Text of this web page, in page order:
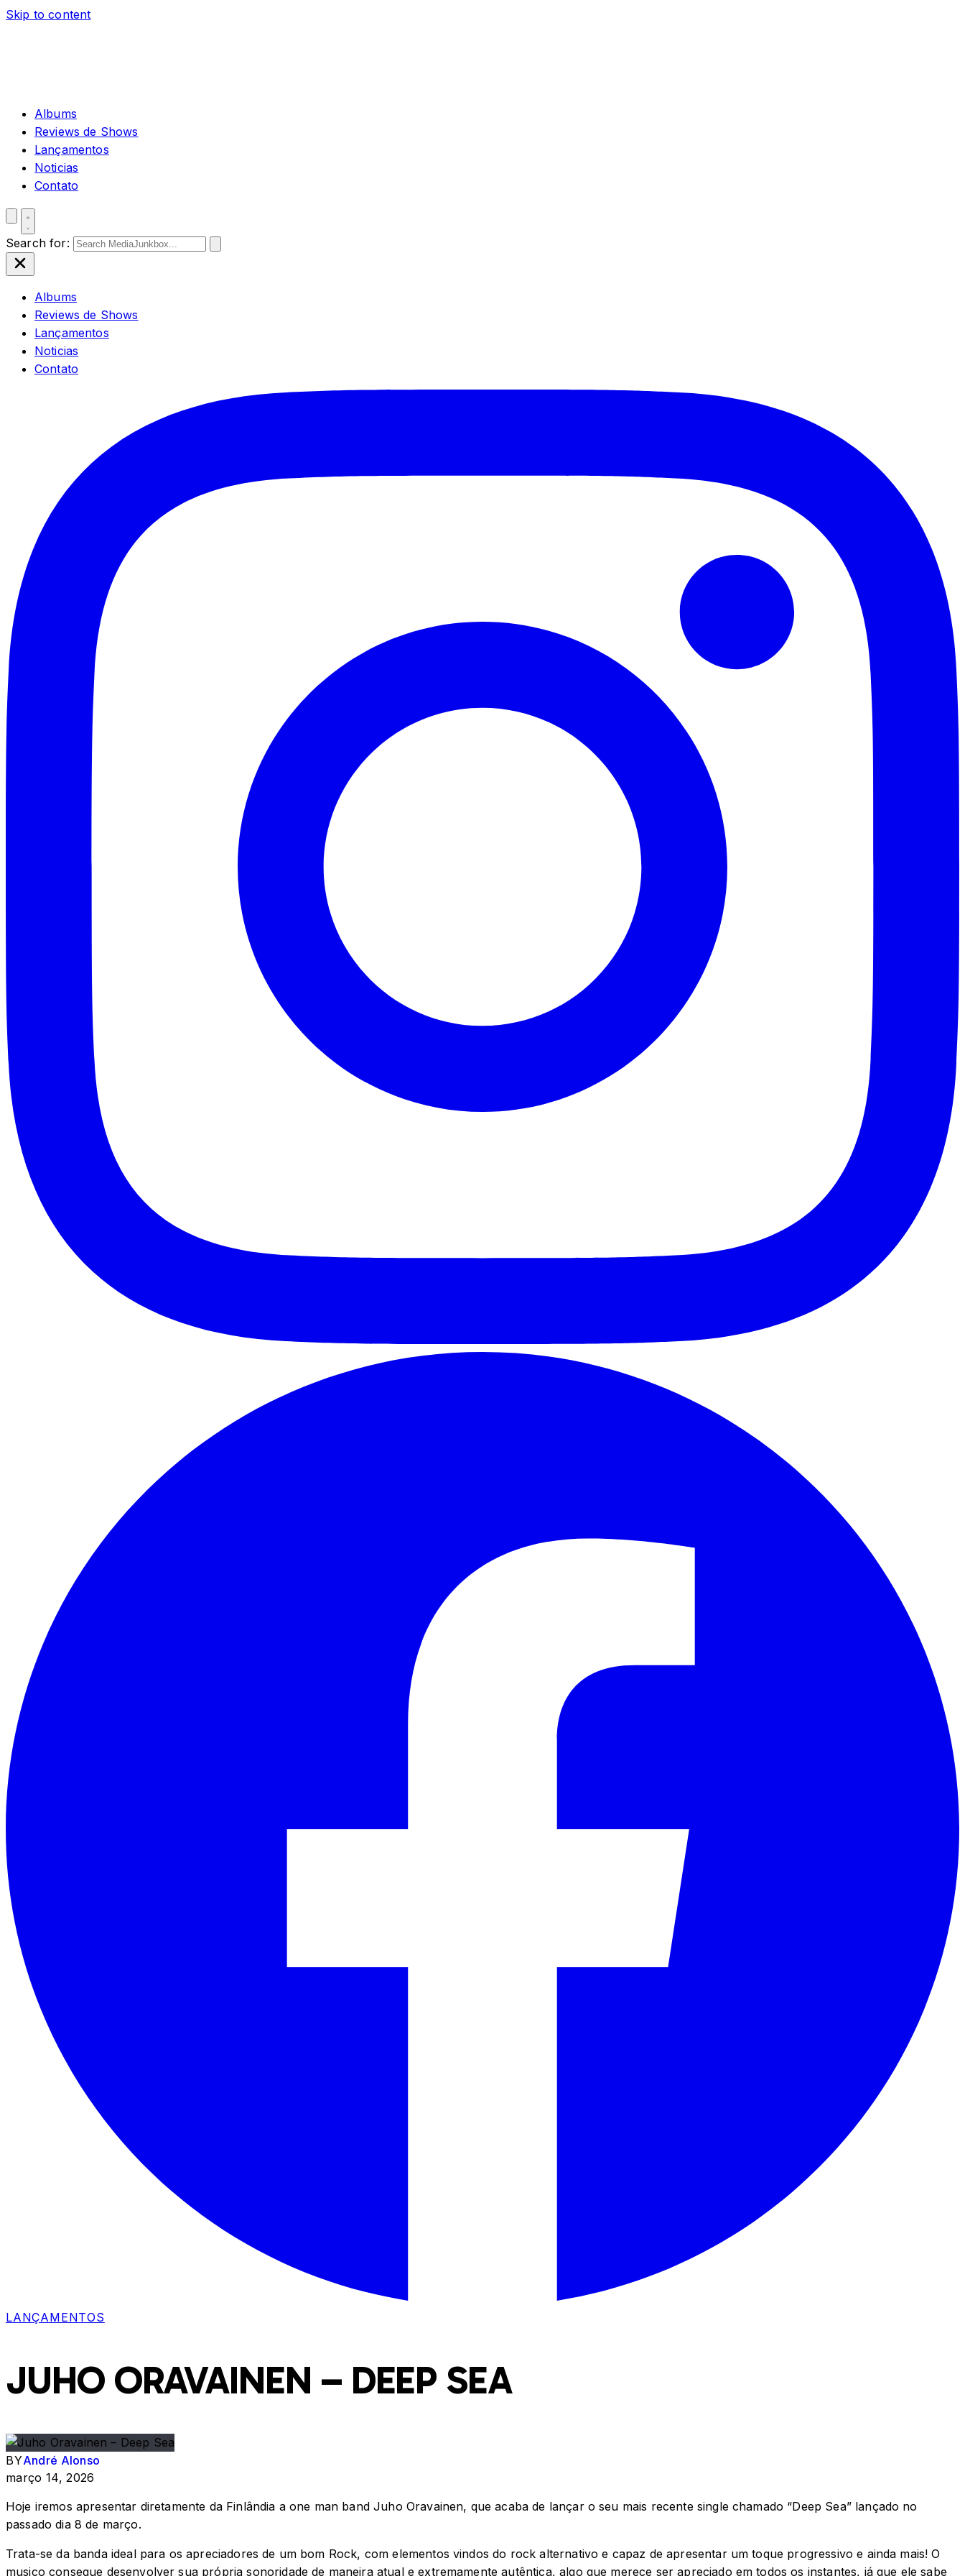
Skip to content
Albums
Reviews de Shows
Lançamentos
Noticias
Contato
Search for:
Albums
Reviews de Shows
Lançamentos
Noticias
Contato
LANÇAMENTOS
JUHO ORAVAINEN – DEEP SEA
BYAndré Alonso
março 14, 2026
Hoje iremos apresentar diretamente da Finlândia a one man band Juho Oravainen, que acaba de lançar o seu mais recente single chamado “Deep Sea” lançado no
passado dia 8 de março.
Trata-se da banda ideal para os apreciadores de um bom Rock, com elementos vindos do rock alternativo e capaz de apresentar um toque progressivo e ainda mais! O
musico consegue desenvolver sua própria sonoridade de maneira atual e extremamente autêntica, algo que merece ser apreciado em todos os instantes, já que ele sabe